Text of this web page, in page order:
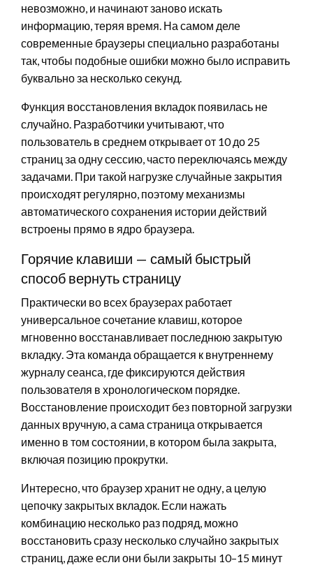
невозможно, и начинают заново искать
информацию, теряя время. На самом деле
современные браузеры специально разработаны
так, чтобы подобные ошибки можно было исправить
буквально за несколько секунд.
Функция восстановления вкладок появилась не
случайно. Разработчики учитывают, что
пользователь в среднем открывает от 10 до 25
страниц за одну сессию, часто переключаясь между
задачами. При такой нагрузке случайные закрытия
происходят регулярно, поэтому механизмы
автоматического сохранения истории действий
встроены прямо в ядро браузера.
Горячие клавиши — самый быстрый
способ вернуть страницу
Практически во всех браузерах работает
универсальное сочетание клавиш, которое
мгновенно восстанавливает последнюю закрытую
вкладку. Эта команда обращается к внутреннему
журналу сеанса, где фиксируются действия
пользователя в хронологическом порядке.
Восстановление происходит без повторной загрузки
данных вручную, а сама страница открывается
именно в том состоянии, в котором была закрыта,
включая позицию прокрутки.
Интересно, что браузер хранит не одну, а целую
цепочку закрытых вкладок. Если нажать
комбинацию несколько раз подряд, можно
восстановить сразу несколько случайно закрытых
страниц, даже если они были закрыты 10–15 минут